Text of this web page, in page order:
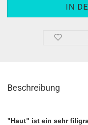
Beschreibung
"Haut" ist ein sehr